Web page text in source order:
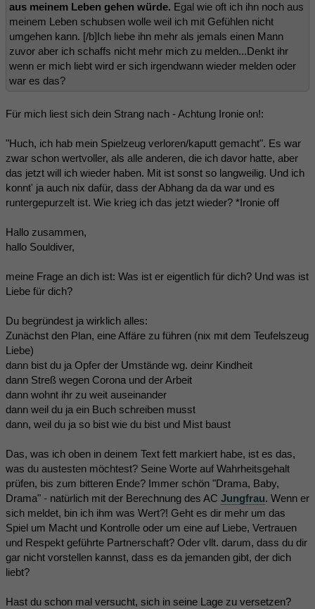
aus meinem Leben gehen würde. Egal wie oft ich ihn noch aus
meinem Leben schubsen wolle weil ich mit Gefühlen nicht
umgehen kann. [/b]Ich liebe ihn mehr als jemals einen Mann
zuvor aber ich schaffs nicht mehr mich zu melden...Denkt ihr
wenn er mich liebt wird er sich irgendwann wieder melden oder
war es das?
Für mich liest sich dein Strang nach - Achtung Ironie on!:
"Huch, ich hab mein Spielzeug verloren/kaputt gemacht". Es war
zwar schon wertvoller, als alle anderen, die ich davor hatte, aber
das jetzt will ich wieder haben. Mit ist sonst so langweilig. Und ich
konnt' ja auch nix dafür, dass der Abhang da da war und es
runtergepurzelt ist. Wie krieg ich das jetzt wieder? *Ironie off
Hallo zusammen,
hallo Souldiver,
meine Frage an dich ist: Was ist er eigentlich für dich? Und was ist
Liebe für dich?
Du begründest ja wirklich alles:
Zunächst den Plan, eine Affäre zu führen (nix mit dem Teufelszeug
Liebe)
dann bist du ja Opfer der Umstände wg. deinr Kindheit
dann Streß wegen Corona und der Arbeit
dann wohnt ihr zu weit auseinander
dann weil du ja ein Buch schreiben musst
dann, weil du ja so bist wie du bist und Mist baust
Das, was ich oben in deinem Text fett markiert habe, ist es das,
was du austesten möchtest? Seine Worte auf Wahrheitsgehalt
prüfen, bis zum bitteren Ende? Immer schön "Drama, Baby,
Drama" - natürlich mit der Berechnung des AC Jungfrau. Wenn er
sich meldet, bin ich ihm was Wert?! Geht es dir mehr um das
Spiel um Macht und Kontrolle oder um eine auf Liebe, Vertrauen
und Respekt geführte Partnerschaft? Oder vllt. darum, dass du dir
gar nicht vorstellen kannst, dass es da jemanden gibt, der dich
liebt?
Hast du schon mal versucht, sich in seine Lage zu versetzen?